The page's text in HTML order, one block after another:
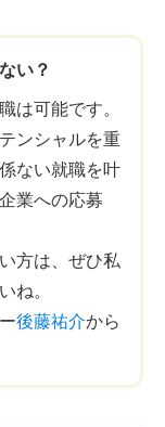
い？
は可能です。
ンシャルを重
ない就職を叶
業への応募
方は、ぜひ私
ね。
後藤祐介から